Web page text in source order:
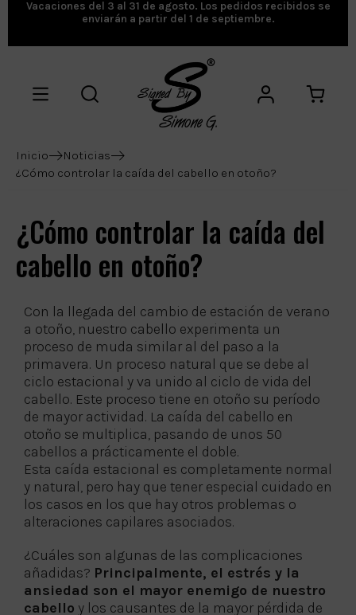
Vacaciones del 3 al 31 de agosto. Los pedidos recibidos se
enviarán a partir del 1 de septiembre.
Inicio
Noticias
¿Cómo controlar la caída del cabello en otoño?
¿Cómo controlar la caída del
cabello en otoño?
Con la llegada del cambio de estación de verano
a otoño, nuestro cabello experimenta un
proceso de muda similar al del paso a la
primavera. Un proceso natural que se debe al
ciclo estacional y va unido al ciclo de vida del
cabello. Este proceso tiene en otoño su período
de mayor actividad. La caída del cabello en
otoño se multiplica, pasando de unos 50
cabellos a prácticamente el doble.
Esta caída estacional es completamente normal
y natural, pero hay que tener especial cuidado en
los casos en los que hay otros problemas o
alteraciones capilares asociados.
¿Cuáles son algunas de las complicaciones
añadidas? Principalmente, el estrés y la
ansiedad son el mayor enemigo de nuestro
cabello y los causantes de la mayor pérdida de